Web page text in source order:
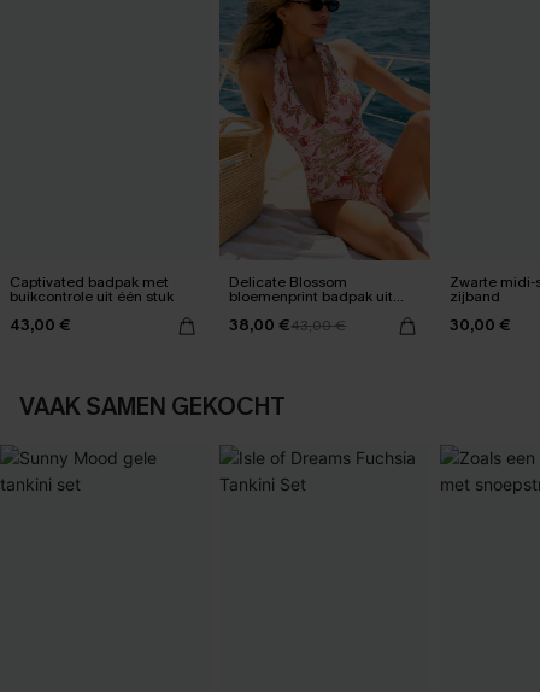
Captivated badpak met
buikcontrole uit één stuk
43,00 €
Delicate Blossom
bloemenprint badpak uit
38,00 €43,00 €
Zwarte midi-
zijband
30,00 €
VAAK SAMEN GEKOCHT